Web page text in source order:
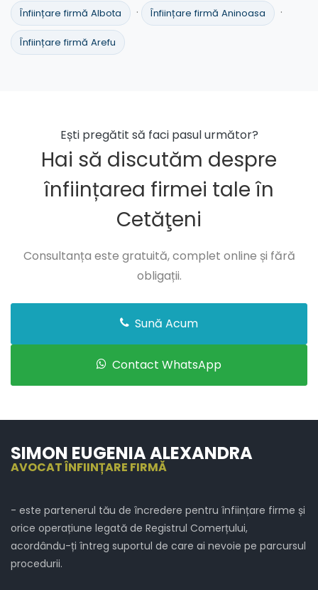
Înființare firmă Albota · Înființare firmă Aninoasa ·
Înființare firmă Arefu
Ești pregătit să faci pasul următor?
Hai să discutăm despre
înființarea firmei tale în
Cetăţeni
Consultanța este gratuită, complet online și fără
obligații.
Sună Acum
Contact WhatsApp
SIMON EUGENIA ALEXANDRA
AVOCAT ÎNFIINȚARE FIRMĂ
- este partenerul tău de încredere pentru înființare firme și
orice operațiune legată de Registrul Comerțului,
acordându-ți întreg suportul de care ai nevoie pe parcursul
procedurii.